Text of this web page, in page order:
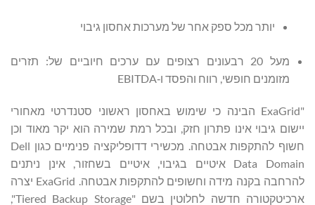
יותר מכל ספק אחר של מערכות אחסון גיבוי
מעל 20 רבעונים רצופים עם ערכים חיוביים של: תזרים
מזומנים חופשי, רווח והפסד ו‑EBITDA
"ExaGrid הבינה כי שימוש באחסון ראשוני סטנדרטי מאחורי
יישום גיבוי אינו פתרון חזק, ובכל רמת שמירה הוא יקר מאוד וכן
חשוף להתקפות אבטחה. מכשירי דדופליקציה פנימיים כגון Dell
Data Domain איטיים בגיבוי, איטיים בשחזור, אינן ניתנים
להרחבה בקנה מידה וחשופים להתקפות אבטחה. ExaGrid יצרה
ארכיטקטורה חדשה לחלוטין בשם "Tiered Backup Storage",